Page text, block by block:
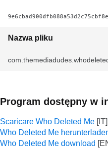
Nazwa pliku
Program dostępny w
Scaricare Who Deleted Me
Who Deleted Me
Who Deleted Me download